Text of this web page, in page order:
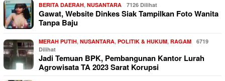
BERITA DAERAH, NUSANTARA 7126 Dilihat
Gawat, Website Dinkes Siak Tampilkan Foto Wanita
Tanpa Baju
MERAH PUTIH, NUSANTARA, POLITIK & HUKUM, RAGAM
6719
Dilihat
Jadi Temuan BPK, Pembangunan Kantor Lurah
Agrowisata TA 2023 Sarat Korupsi